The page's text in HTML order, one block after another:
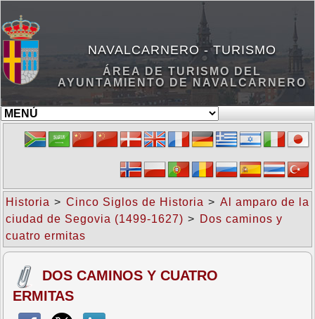
NAVALCARNERO - TURISMO
ÁREA DE TURISMO DEL
AYUNTAMIENTO DE NAVALCARNERO
Historia > Cinco Siglos de Historia > Al amparo de la
ciudad de Segovia (1499-1627) > Dos caminos y
cuatro ermitas
DOS CAMINOS Y CUATRO
ERMITAS